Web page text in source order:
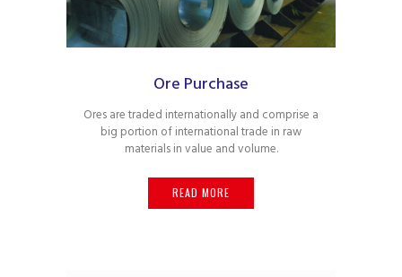
Ore Purchase
Ores are traded internationally and comprise a
big portion of international trade in raw
materials in value and volume.
READ MORE